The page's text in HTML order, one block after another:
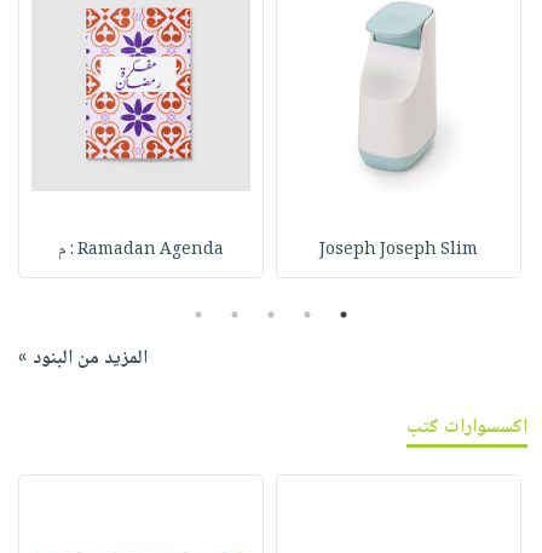
Joseph Joseph Slim Ramadan Agenda : م
1
2
3
4
5
المزيد من البنود »
اكسسوارات كتب